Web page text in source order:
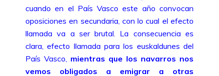
cuando en el País Vasco este año convocan
oposiciones en secundaria, con lo cual el efecto
llamada va a ser brutal. La consecuencia es
clara, efecto llamada para los euskaldunes del
País Vasco, mientras que los navarros nos
vemos obligados a emigrar a otras